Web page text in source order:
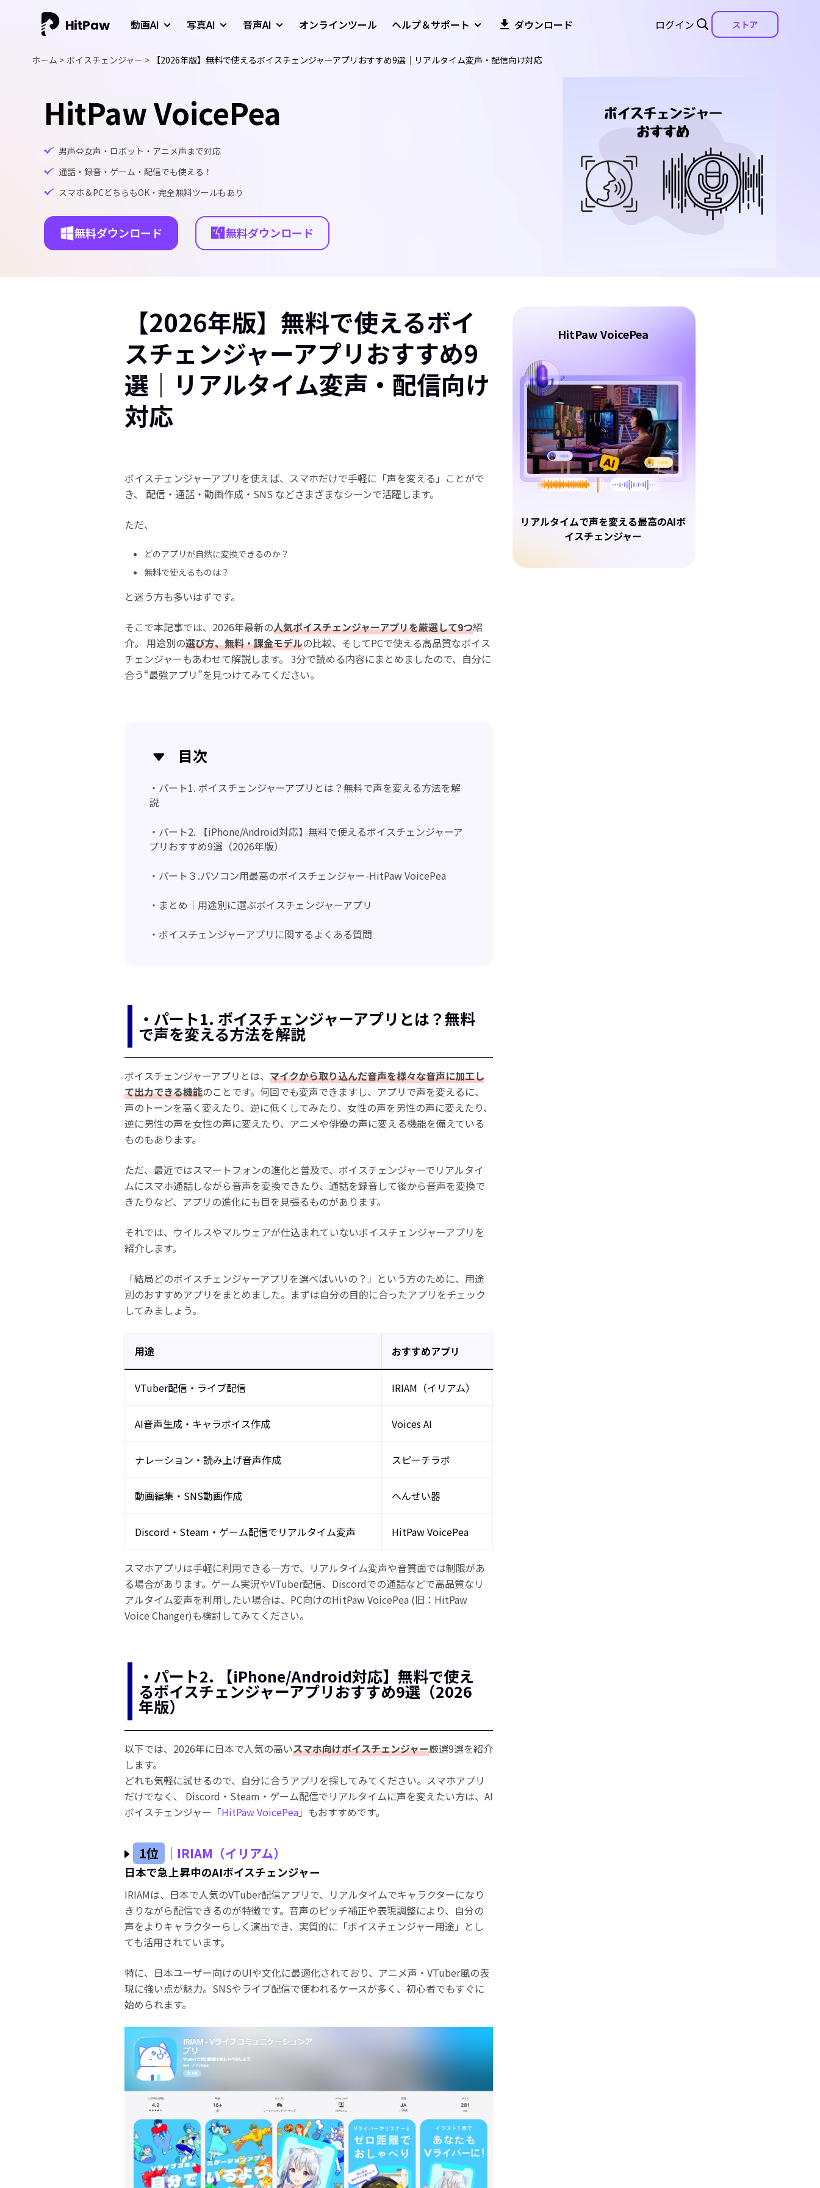
ログイン ストア
動画AI 写真AI 音声AI オンラインツール ヘルプ＆サポート ダウンロード
ホーム > ボイスチェンジャー > 【2026年版】無料で使えるボイスチェンジャーアプリおすすめ9選｜リアルタイム変声・配信向け対応
HitPaw VoicePea
男声⇔女声・ロボット・アニメ声まで対応
通話・録音・ゲーム・配信でも使える！
スマホ＆PCどちらもOK・完全無料ツールもあり
無料ダウンロード 無料ダウンロード
【2026年版】無料で使えるボイ
スチェンジャーアプリおすすめ9
選｜リアルタイム変声・配信向け
対応
ボイスチェンジャーアプリを使えば、スマホだけで手軽に「声を変える」ことがで
き、 配信・通話・動画作成・SNS などさまざまなシーンで活躍します。
ただ、
どのアプリが自然に変換できるのか？
無料で使えるものは？
と迷う方も多いはずです。
そこで本記事では、2026年最新の人気ボイスチェンジャーアプリを厳選して9つ紹
介。 用途別の選び方、無料・課金モデルの比較、そしてPCで使える高品質なボイス
チェンジャーもあわせて解説します。 3分で読める内容にまとめましたので、自分に
合う“最強アプリ”を見つけてみてください。
目次
・パート1. ボイスチェンジャーアプリとは？無料で声を変える方法を解
説
・パート2. 【iPhone/Android対応】無料で使えるボイスチェンジャーア
プリおすすめ9選（2026年版）
・パート３.パソコン用最高のボイスチェンジャー-HitPaw VoicePea
・まとめ｜用途別に選ぶボイスチェンジャーアプリ
・ボイスチェンジャーアプリに関するよくある質問
・パート1. ボイスチェンジャーアプリとは？無料
で声を変える方法を解説
ボイスチェンジャーアプリとは、 マイクから取り込んだ音声を様々な音声に加工し
て出力できる機能のことです。何回でも変声できますし、アプリで声を変えるに、
声のトーンを高く変えたり、逆に低くしてみたり、女性の声を男性の声に変えたり、
逆に男性の声を女性の声に変えたり、アニメや俳優の声に変える機能を備えている
ものもあります。
ただ、最近ではスマートフォンの進化と普及で、ボイスチェンジャーでリアルタイ
ムにスマホ通話しながら音声を変換できたり、通話を録音して後から音声を変換で
きたりなど、アプリの進化にも目を見張るものがあります。
それでは、ウイルスやマルウェアが仕込まれていないボイスチェンジャーアプリを
紹介します。
「結局どのボイスチェンジャーアプリを選べばいいの？」という方のために、用途
別のおすすめアプリをまとめました。まずは自分の目的に合ったアプリをチェック
してみましょう。
用途 おすすめアプリ
VTuber配信・ライブ配信 IRIAM（イリアム）
AI音声生成・キャラボイス作成 Voices AI
ナレーション・読み上げ音声作成 スピーチラボ
動画編集・SNS動画作成 へんせい器
Discord・Steam・ゲーム配信でリアルタイム変声 HitPaw VoicePea
スマホアプリは手軽に利用できる一方で、リアルタイム変声や音質面では制限があ
る場合があります。ゲーム実況やVTuber配信、Discordでの通話などで高品質なリ
アルタイム変声を利用したい場合は、PC向けのHitPaw VoicePea (旧：HitPaw
Voice Changer)も検討してみてください。
・パート2. 【iPhone/Android対応】無料で使え
るボイスチェンジャーアプリおすすめ9選（2026
年版）
以下では、2026年に日本で人気の高いスマホ向けボイスチェンジャー厳選9選を紹介
します。
どれも気軽に試せるので、自分に合うアプリを探してみてください。スマホアプリ
だけでなく、 Discord・Steam・ゲーム配信でリアルタイムに声を変えたい方は、AI
ボイスチェンジャー「HitPaw VoicePea」もおすすめです。
1位 ｜ IRIAM（イリアム）
日本で急上昇中のAIボイスチェンジャー
IRIAMは、日本で人気のVTuber配信アプリで、リアルタイムでキャラクターになり
きりながら配信できるのが特徴です。音声のピッチ補正や表現調整により、自分の
声をよりキャラクターらしく演出でき、実質的に「ボイスチェンジャー用途」とし
ても活用されています。
特に、日本ユーザー向けのUIや文化に最適化されており、アニメ声・VTuber風の表
現に強い点が魅力。SNSやライブ配信で使われるケースが多く、初心者でもすぐに
始められます。
HitPaw VoicePea
リアルタイムで声を変える最高のAIボ
イスチェンジャー